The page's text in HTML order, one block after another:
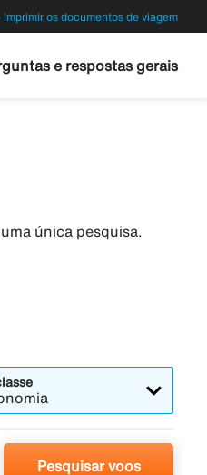
os documentos de viagem
e respostas gerais
única pesquisa.
Pesquisar voos